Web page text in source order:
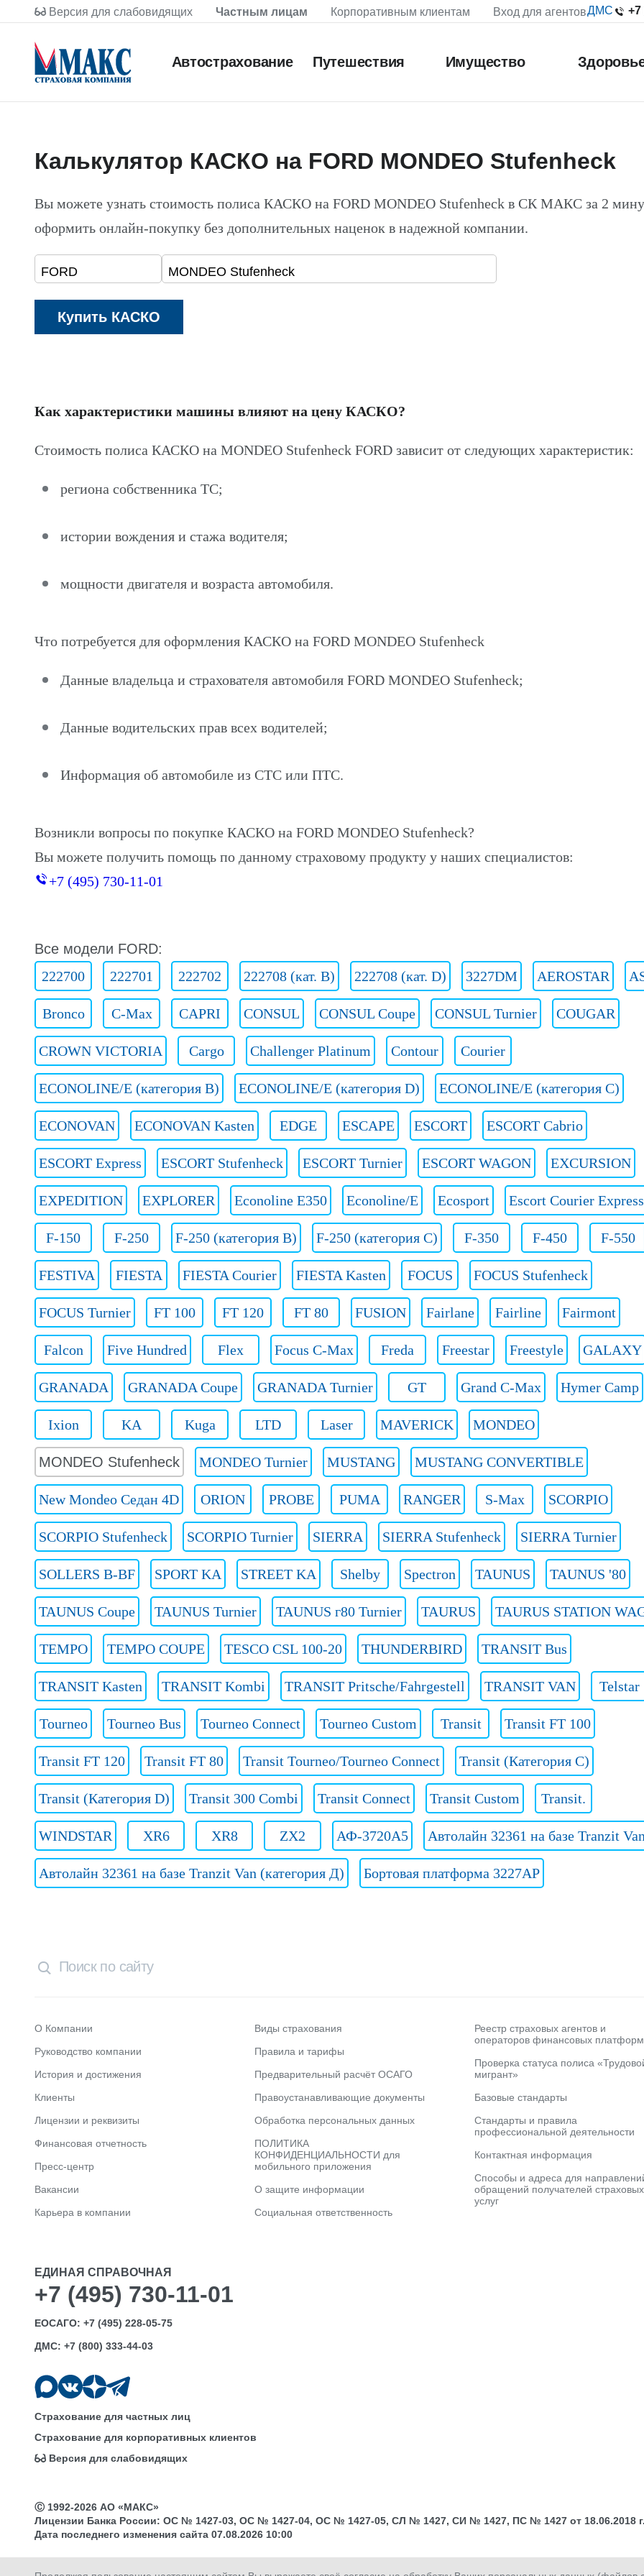
Версия для слабовидящих Частным лицам Корпоративным клиентам Вход для агентовДМС +7
Автострахование Путешествия Имущество
Калькулятор КАСКО на FORD MONDEO Stufenheck
Вы можете узнать стоимость полиса КАСКО на FORD MONDEO Stufenheck в СК МАКС за 2
оформить онлайн-покупку без дополнительных наценок в надежной компании.
Как характеристики машины влияют на цену КАСКО?
Стоимость полиса КАСКО на MONDEO Stufenheck FORD зависит от следующих характеристик:
региона собственника ТС;
истории вождения и стажа водителя;
мощности двигателя и возраста автомобиля.
Что потребуется для оформления КАСКО на FORD MONDEO Stufenheck
Данные владельца и страхователя автомобиля FORD MONDEO Stufenheck;
Данные водительских прав всех водителей;
Информация об автомобиле из СТС или ПТС.
Возникли вопросы по покупке КАСКО на FORD MONDEO Stufenheck?
Вы можете получить помощь по данному страховому продукту у наших специалистов:
+7 (495) 730-11-01
Все модели FORD:
222700
222701 222702 222708 (кат. B) 222708 (кат. D) 3227DM AEROSTAR
Bronco C-Max CAPRI CONSUL CONSUL Coupe CONSUL Turnier COUGAR
CROWN VICTORIA Cargo Challenger Platinum Contour Courier
ECONOLINE/E (категория B) ECONOLINE/E (категория D) ECONOLINE/E (категория С)
ECONOVAN ECONOVAN Kasten EDGE ESCAPE ESCORT ESCORT Cabrio
ESCORT Express ESCORT Stufenheck ESCORT Turnier ESCORT WAGON EXCURSION
EXPEDITION EXPLORER Econoline E350 Econoline/E Ecosport Escort Courier Express
F-150 F-250 F-250 (категория B) F-250 (категория C) F-350 F-450 F-550
FESTIVA FIESTA FIESTA Courier FIESTA Kasten FOCUS FOCUS Stufenheck
FOCUS Turnier FT 100 FT 120 FT 80 FUSION Fairlane Fairline Fairmont
Falcon Five Hundred Flex Focus C-Max Freda Freestar Freestyle GALAXY
GRANADA GRANADA Coupe GRANADA Turnier GT Grand C-Max Hymer Camp
Ixion KA Kuga LTD Laser MAVERICK MONDEO
MONDEO Stufenheck MONDEO Turnier MUSTANG MUSTANG CONVERTIBLE
New Mondeo Седан 4D ORION PROBE PUMA RANGER S-Max SCORPIO
SCORPIO Stufenheck SCORPIO Turnier SIERRA SIERRA Stufenheck SIERRA Turnier
SOLLERS B-BF SPORT KA STREET KA Shelby Spectron TAUNUS TAUNUS '80
TAUNUS Coupe TAUNUS Turnier TAUNUS г80 Turnier TAURUS TAURUS STATION
TEMPO TEMPO COUPE TESCO CSL 100-20 THUNDERBIRD TRANSIT Bus
TRANSIT Kasten TRANSIT Kombi TRANSIT Pritsche/Fahrgestell TRANSIT VAN Telstar
Tourneo Tourneo Bus Tourneo Connect Tourneo Custom Transit Transit FT 100
Transit FT 120 Transit FT 80 Transit Tourneo/Tourneo Connect Transit (Категория C)
Transit (Категория D) Transit 300 Combi Transit Connect Transit Custom Transit.
WINDSTAR XR6 XR8 ZX2 АФ-3720А5 Автолайн 32361 на базе Tranzit Van
Автолайн 32361 на базе Tranzit Van (категория Д) Бортовая платформа 3227AP
О Компании
Руководство компании
История и достижения
Клиенты
Лицензии и реквизиты
Финансовая отчетность
Пресс-центр
Вакансии
Карьера в компании
Виды страхования
Правила и тарифы
Предварительный расчёт ОСАГО
Правоустанавливающие документы
Обработка персональных данных
ПОЛИТИКА
КОНФИДЕНЦИАЛЬНОСТИ для
мобильного приложения
О защите информации
Социальная ответственность
Реестр страховых агентов и
операторов финансовых платформ
Проверка статуса полиса
мигрант»
Базовые стандарты
Стандарты и правила
профессиональной деятельности
Контактная информация
Способы и адреса для
обращений получателей страховых
услуг
ЕДИНАЯ СПРАВОЧНАЯ
+7 (495) 730-11-01
ЕОСАГО: +7 (495) 228-05-75
ДМС: +7 (800) 333-44-03
Страхование для частных лиц
Страхование для корпоративных клиентов
Версия для слабовидящих
Ⓒ 1992-2026 АО «МАКС»
Лицензии Банка России: ОС № 1427-03, ОС № 1427-04, ОС № 1427-05, СЛ № 1427, СИ № 1427, ПС № 1427 от 18.06.2018
Дата последнего изменения сайта 07.08.2026 10:00